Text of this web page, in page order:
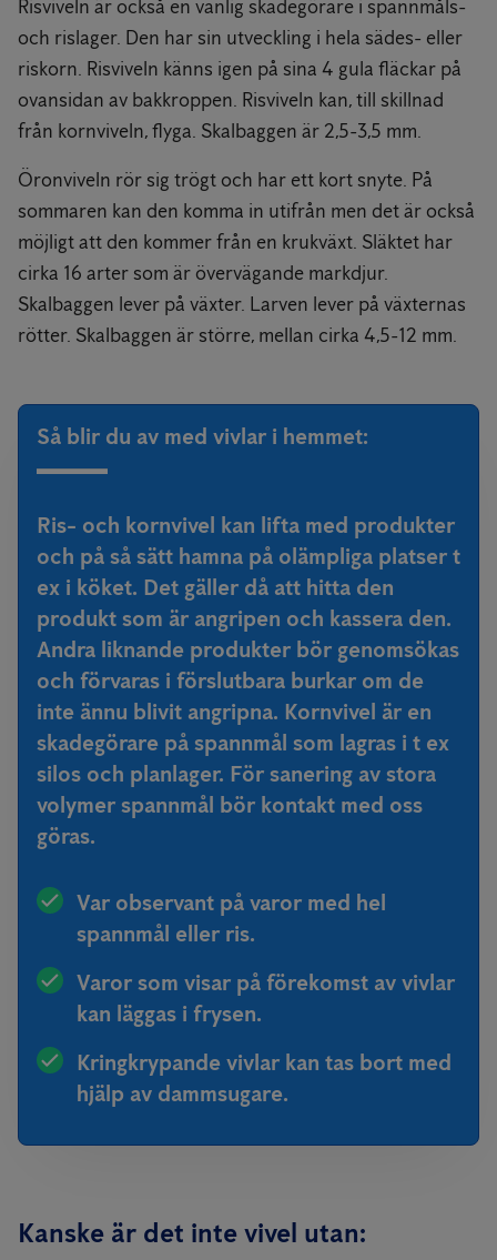
Risviveln är också en vanlig skadegörare i spannmåls-
och rislager. Den har sin utveckling i hela sädes- eller
riskorn. Risviveln känns igen på sina 4 gula fläckar på
ovansidan av bakkroppen. Risviveln kan, till skillnad
från kornviveln, flyga. Skalbaggen är 2,5-3,5 mm.
Öronviveln rör sig trögt och har ett kort snyte. På
sommaren kan den komma in utifrån men det är också
möjligt att den kommer från en krukväxt. Släktet har
cirka 16 arter som är övervägande markdjur.
Skalbaggen lever på växter. Larven lever på växternas
rötter. Skalbaggen är större, mellan cirka 4,5-12 mm.
Så blir du av med vivlar i hemmet:
Ris- och kornvivel kan lifta med produkter
och på så sätt hamna på olämpliga platser t
ex i köket. Det gäller då att hitta den
produkt som är angripen och kassera den.
Andra liknande produkter bör genomsökas
och förvaras i förslutbara burkar om de
inte ännu blivit angripna. Kornvivel är en
skadegörare på spannmål som lagras i t ex
silos och planlager. För sanering av stora
volymer spannmål bör kontakt med oss
göras.
Var observant på varor med hel
spannmål eller ris.
Varor som visar på förekomst av vivlar
kan läggas i frysen.
Kringkrypande vivlar kan tas bort med
hjälp av dammsugare.
Kanske är det inte vivel utan: